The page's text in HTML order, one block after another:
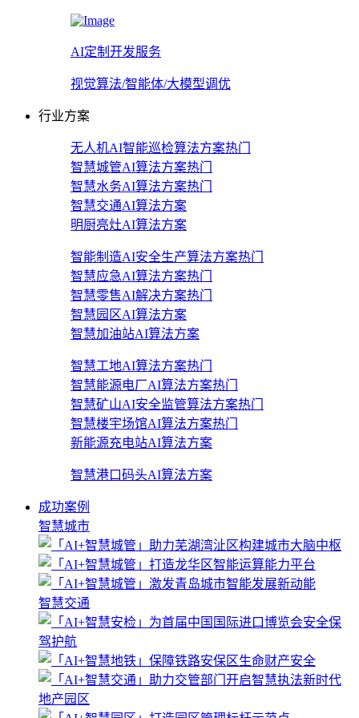
AI定制开发服务
视觉算法/智能体/大模型调优
行业方案
无人机AI智能巡检算法方案热门
智慧城管AI算法方案热门
智慧水务AI算法方案热门
智慧交通AI算法方案
明厨亮灶AI算法方案
智能制造AI安全生产算法方案热门
智慧应急AI算法方案热门
智慧零售AI解决方案热门
智慧园区AI算法方案
智慧加油站AI算法方案
智慧工地AI算法方案热门
智慧能源电厂AI算法方案热门
智慧矿山AI安全监管算法方案热门
智慧楼宇场馆AI算法方案热门
新能源充电站AI算法方案
智慧港口码头AI算法方案
成功案例
智慧城市
智慧交通
地产园区